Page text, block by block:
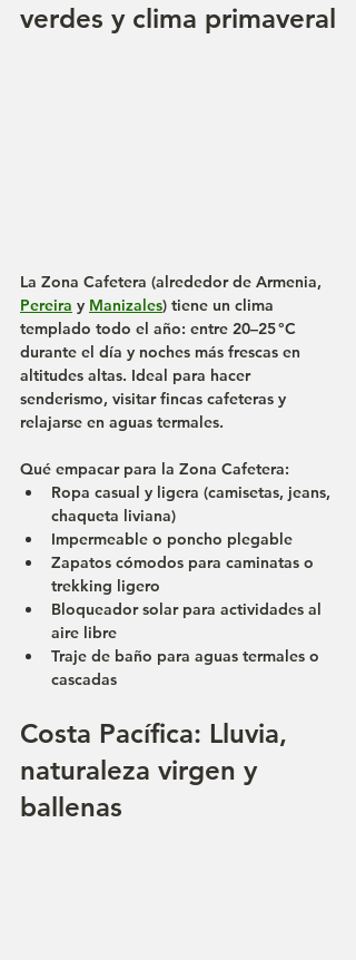
verdes y clima primaveral
La Zona Cafetera (alrededor de Armenia,
Pereira y Manizales) tiene un clima
templado todo el año: entre 20–25 °C
durante el día y noches más frescas en
altitudes altas. Ideal para hacer
senderismo, visitar fincas cafeteras y
relajarse en aguas termales.
Qué empacar para la Zona Cafetera:
Ropa casual y ligera (camisetas, jeans,
chaqueta liviana)
Impermeable o poncho plegable
Zapatos cómodos para caminatas o
trekking ligero
Bloqueador solar para actividades al
aire libre
Traje de baño para aguas termales o
cascadas
Costa Pacífica: Lluvia,
naturaleza virgen y
ballenas